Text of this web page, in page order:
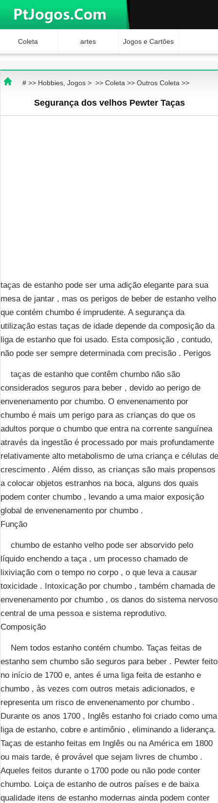
Coleta artes Jogos e Cartões
# >> Hobbies, Jogos> >> Coleta >> Outros Coleta >>
Segurança dos velhos Pewter Taças
taças de estanho pode ser uma adição elegante para sua
mesa de jantar , mas os perigos de beber de estanho velho
que contém chumbo é imprudente. A segurança da
utilização estas taças de idade depende da composição da
liga de estanho que foi usado. Esta composição , contudo,
não pode ser sempre determinada com precisão . Perigos
taças de estanho que contêm chumbo não são
considerados seguros para beber , devido ao perigo de
envenenamento por chumbo. O envenenamento por
chumbo é mais um perigo para as crianças do que os
adultos porque o chumbo que entra na corrente sanguínea
através da ingestão é processado por mais profundamente
relativamente alto metabolismo de uma criança e células de
crescimento . Além disso, as crianças são mais propensos
a colocar objetos estranhos na boca, alguns dos quais
podem conter chumbo , levando a uma maior exposição
global de envenenamento por chumbo .
Função
chumbo de estanho velho pode ser absorvido pelo
líquido enchendo a taça , um processo chamado de
lixiviação com o tempo no corpo , o que leva a causar
toxicidade . Intoxicação por chumbo , também chamada de
envenenamento por chumbo , os danos do sistema nervoso
central de uma pessoa e sistema reprodutivo.
Composição
Nem todos estanho contém chumbo. Taças feitas de
estanho sem chumbo são seguros para beber . Pewter feito
no início de 1700 e, antes é uma liga feita de estanho e
chumbo , às vezes com outros metais adicionados, e
representa um risco de envenenamento por chumbo .
Durante os anos 1700 , Inglês estanho foi criado como uma
liga de estanho, cobre e antimônio , eliminando a liderança.
Taças de estanho feitas em Inglês ou na América em 1800
ou mais tarde, é provável que sejam livres de chumbo .
Aqueles feitos durante o 1700 pode ou não pode conter
chumbo. Loiça de estanho de outros países e de baixa
qualidade itens de estanho modernas ainda podem conter